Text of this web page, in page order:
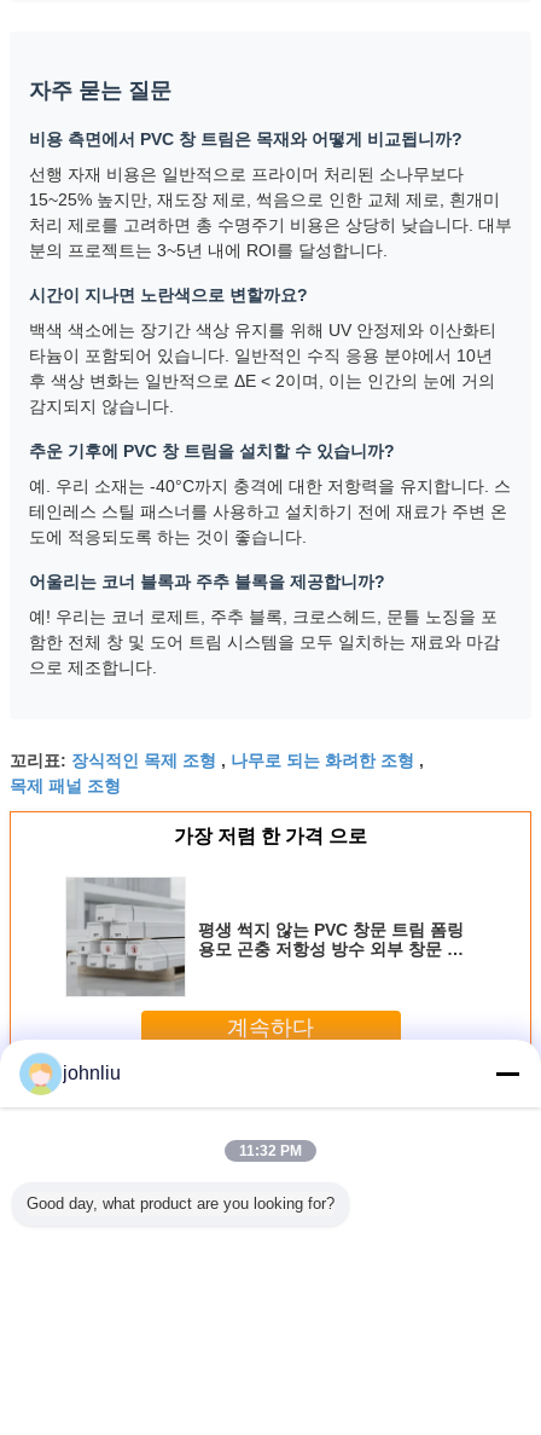
자주 묻는 질문
비용 측면에서 PVC 창 트림은 목재와 어떻게 비교됩니까?
선행 자재 비용은 일반적으로 프라이머 처리된 소나무보다
15~25% 높지만, 재도장 제로, 썩음으로 인한 교체 제로, 흰개미
처리 제로를 고려하면 총 수명주기 비용은 상당히 낮습니다. 대부
분의 프로젝트는 3~5년 내에 ROI를 달성합니다.
시간이 지나면 노란색으로 변할까요?
백색 색소에는 장기간 색상 유지를 위해 UV 안정제와 이산화티
타늄이 포함되어 있습니다. 일반적인 수직 응용 분야에서 10년
후 색상 변화는 일반적으로 ΔE < 2이며, 이는 인간의 눈에 거의
감지되지 않습니다.
추운 기후에 PVC 창 트림을 설치할 수 있습니까?
예. 우리 소재는 -40°C까지 충격에 대한 저항력을 유지합니다. 스
테인레스 스틸 패스너를 사용하고 설치하기 전에 재료가 주변 온
도에 적응되도록 하는 것이 좋습니다.
어울리는 코너 블록과 주추 블록을 제공합니까?
예! 우리는 코너 로제트, 주추 블록, 크로스헤드, 문틀 노징을 포
함한 전체 창 및 도어 트림 시스템을 모두 일치하는 재료와 마감
으로 제조합니다.
꼬리표: 장식적인 목제 조형 , 나무로 되는 화려한 조형 ,
목제 패널 조형
가장 저렴 한 가격 으로
평생 썩지 않는 PVC 창문 트림 폼링
용모 곤충 저항성 방수 외부 창문 케
계속하다
더 많은 것
johnliu
11:32 PM
Good day, what product are you looking for?